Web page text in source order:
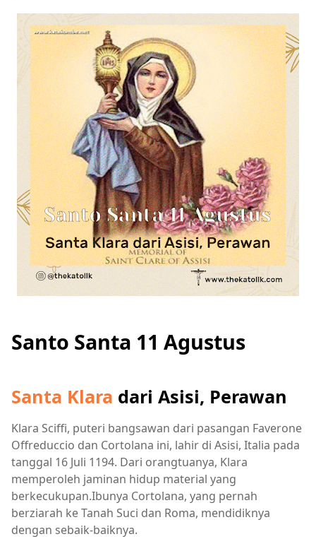
Santo Santa 11 Agustus
Santa Klara dari Asisi, Perawan
Klara Sciffi, puteri bangsawan dari pasangan Faverone
Offreduccio dan Cortolana ini, lahir di Asisi, Italia pada
tanggal 16 Juli 1194. Dari orangtuanya, Klara
memperoleh jaminan hidup material yang
berkecukupan.Ibunya Cortolana, yang pernah
berziarah ke Tanah Suci dan Roma, mendidiknya
dengan sebaik-baiknya.